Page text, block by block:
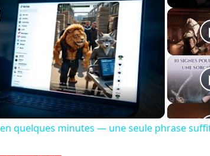
quelques minutes — une seule phrase